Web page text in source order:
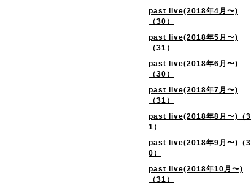
past live(2018年4月〜)
（30）
past live(2018年5月〜)
（31）
past live(2018年6月〜)
（30）
past live(2018年7月〜)
（31）
past live(2018年8月〜)（3
1）
past live(2018年9月〜)（3
0）
past live(2018年10月〜)
（31）